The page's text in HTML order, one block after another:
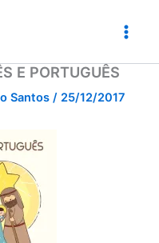
E PORTUGUÊS
Santos / 25/12/2017